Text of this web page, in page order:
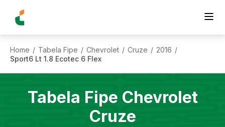
Home / Tabela Fipe / Chevrolet / Cruze / 2016 /
Sport6 Lt 1.8 Ecotec 6 Flex
Tabela Fipe Chevrolet
Cruze